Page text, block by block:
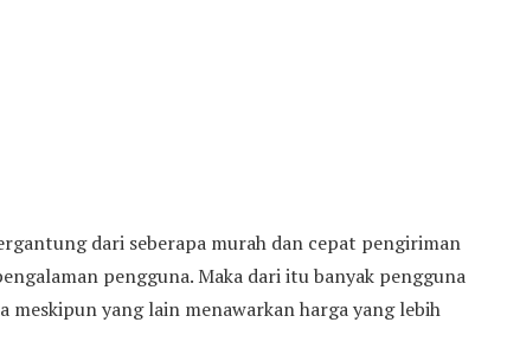
dari seberapa murah dan cepat pengiriman
pengguna. Maka dari itu banyak pengguna
yang lain menawarkan harga yang lebih